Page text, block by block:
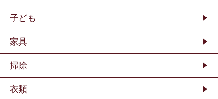
子ども
家具
掃除
衣類